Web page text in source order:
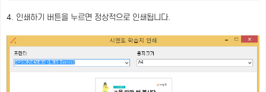
4. 인쇄하기 버튼을 누르면 정상적으로 인쇄됩니다.